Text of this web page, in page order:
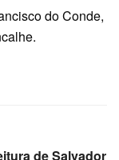
do Conde,
de Salvador